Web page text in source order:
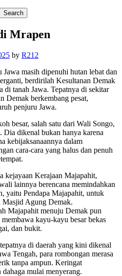
Mrapen
by R212
Jawa masih dipenuhi hutan lebat dan
berdirilah Kesultanan Demak
di tanah Jawa. Tepatnya di sekitar
Demak berkembang pesat,
penjuru Jawa.
besar, salah satu dari Wali Songo,
Dia dikenal bukan hanya karena
kebijaksanaannya dalam
cara-cara yang halus dan penuh
kejayaan Kerajaan Majapahit,
lainnya berencana memindahkan
yaitu Pendapa Majapahit, untuk
Masjid Agung Demak.
Majapahit menuju Demak pun
kayu-kayu besar bekas
dan bukit.
di daerah yang kini dikenal
Tengah, para rombongan merasa
tanpa ampun. Keringat
mulai menyerang.